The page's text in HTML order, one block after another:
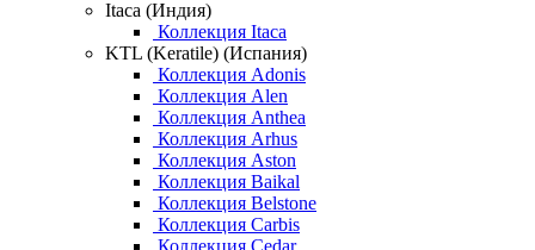
Itaca (Индия)
Коллекция Itaca
KTL (Keratile) (Испания)
Коллекция Adonis
Коллекция Alen
Коллекция Anthea
Коллекция Arhus
Коллекция Aston
Коллекция Baikal
Коллекция Belstone
Коллекция Carbis
Коллекция Cedar